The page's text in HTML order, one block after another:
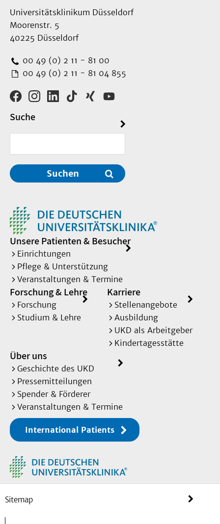
Universitätsklinikum Düsseldorf
Moorenstr. 5
40225 Düsseldorf
00 49 (0) 2 11 - 81 00
00 49 (0) 2 11 - 81 04 855
Suche
Suchen
Unsere Patienten & Besucher
Einrichtungen
Pflege & Unterstützung
Veranstaltungen & Termine
Forschung & Lehre
Forschung
Studium & Lehre
Karriere
Stellenangebote
Ausbildung
UKD als Arbeitgeber
Kindertagesstätte
Über uns
Geschichte des UKD
Pressemitteilungen
Spender & Förderer
Veranstaltungen & Termine
International Patients
Sitemap